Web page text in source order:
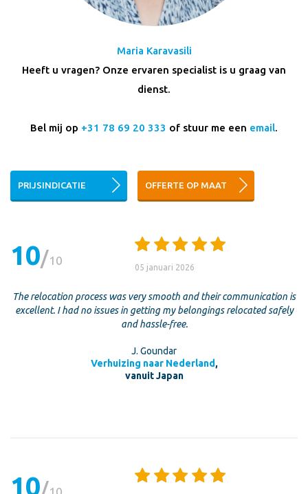
Maria Karavasili
Heeft u vragen? Onze ervaren specialist is u graag van
dienst.
Bel mij op +31 78 69 20 333 of stuur me een email.
PRIJSINDICATIE OFFERTE OP MAAT
10 10
05 januari 2026
The relocation process was very smooth and their communication is
excellent. I had no issues in getting my belongings relocated safely
and hassle-free.
J. Goundar
Verhuizing naar Nederland ,
vanuit Japan
10